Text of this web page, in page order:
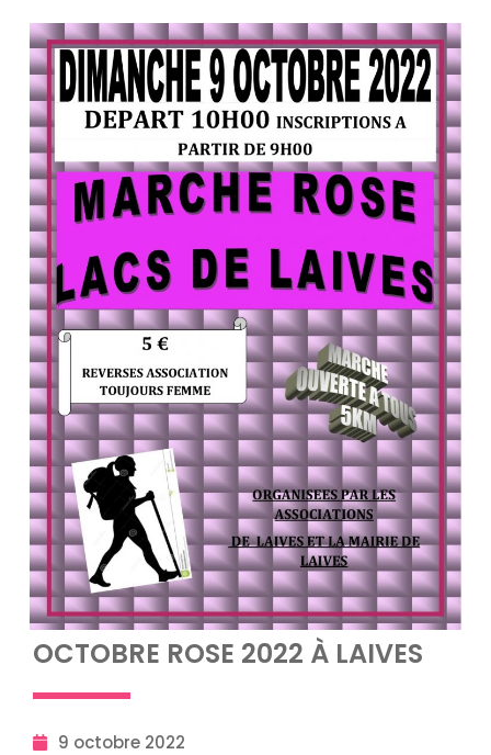
OCTOBRE ROSE 2022 À LAIVES
9 octobre 2022